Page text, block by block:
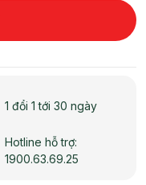
1 đổi 1 tới 30 ngày
Hotline hỗ trợ:
1900.63.69.25